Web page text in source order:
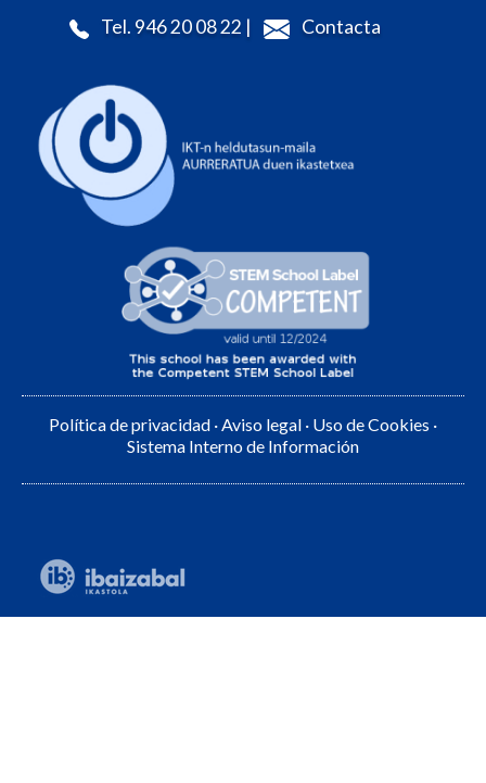
Tel. 946 20 08 22 | Contacta
Política de privacidad ·Aviso legal · Uso de Cookies ·
Sistema Interno de Información